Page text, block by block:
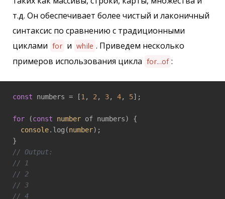
т.д. Он обеспечивает более чистый и лаконичный
синтаксис по сравнению с традиционными
циклами for и while . Приведем несколько
примеров использования цикла for...of :
const numbers = [1 , 2 , 3, 4, 5];
for (const number of numbers) {
console.log(number);
// Output:
// 1
// 2
// 3
// 4